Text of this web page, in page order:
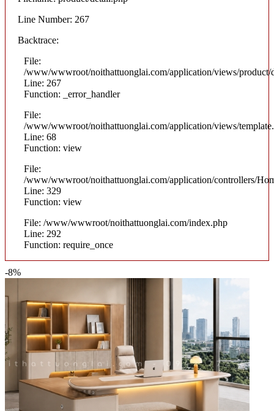
Line Number: 267
Backtrace:
File:
/www/wwwroot/noithattuonglai.com/application/views/product/
Line: 267
Function: _error_handler
File:
/www/wwwroot/noithattuonglai.com/application/views/
Line: 68
Function: view
File:
/www/wwwroot/noithattuonglai.com/application/controllers/
Line: 329
Function: view
File: /www/wwwroot/noithattuonglai.com/index.php
Line: 292
Function: require_once
-8%